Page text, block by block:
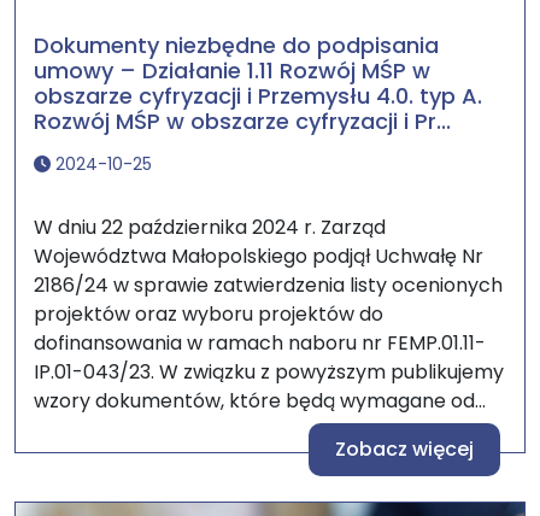
Dokumenty niezbędne do podpisania
umowy – Działanie 1.11 Rozwój MŚP w
obszarze cyfryzacji i Przemysłu 4.0. typ A.
Rozwój MŚP w obszarze cyfryzacji i Pr...
2024-10-25
W dniu 22 października 2024 r. Zarząd
Województwa Małopolskiego podjął Uchwałę Nr
2186/24 w sprawie zatwierdzenia listy ocenionych
projektów oraz wyboru projektów do
dofinansowania w ramach naboru nr FEMP.01.11-
IP.01-043/23. W związku z powyższym publikujemy
wzory dokumentów, które będą wymagane od...
Zobacz więcej